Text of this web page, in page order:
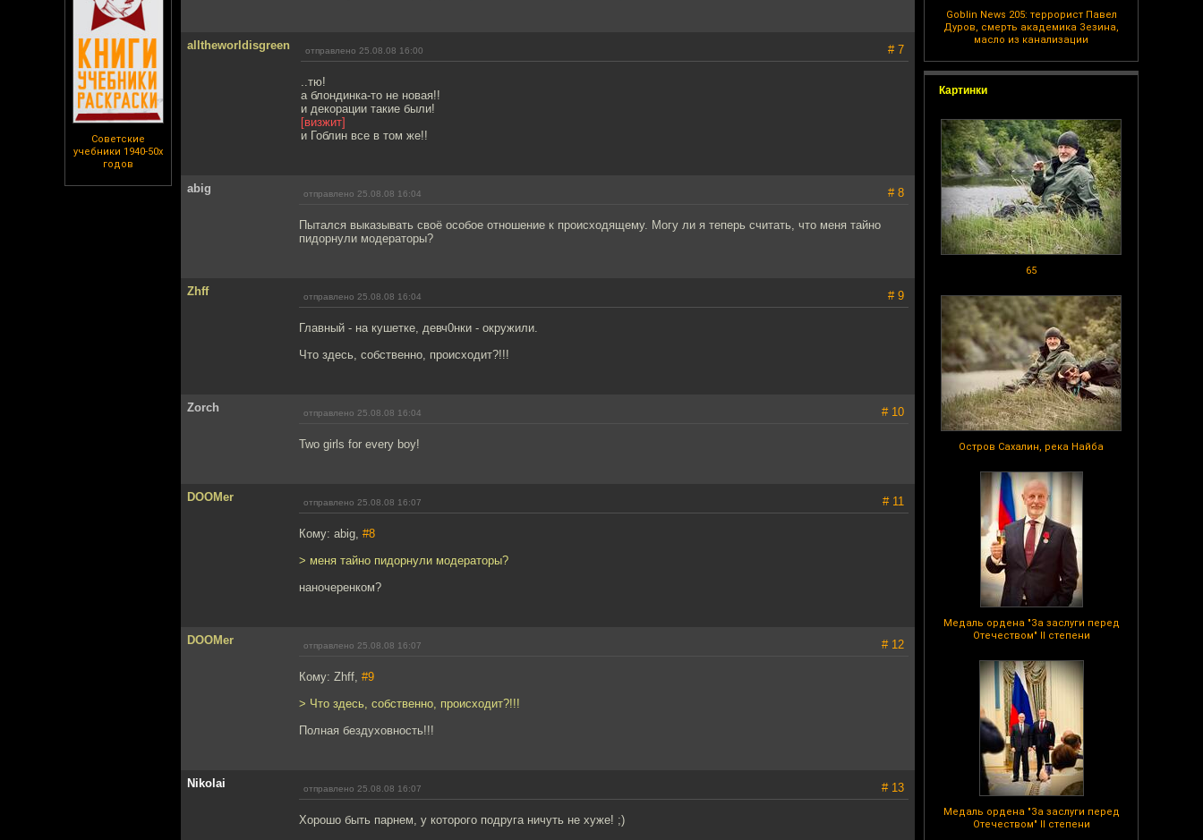
Советские
учебники 1940-50х
годов
Goblin News 205: террорист Павел
Дуров, смерть академика Зезина,
масло из канализации
Картинки
65
Остров Сахалин, река Найба
Медаль ордена "За заслуги перед
Отечеством" II степени
Медаль ордена "За заслуги перед
Отечеством" II степени
alltheworldisgreen отправлено 25.08.08 16:00 # 7
..тю!
а блондинка-то не новая!!
и декорации такие были!
[визжит]
и Гоблин все в том же!!
abig отправлено 25.08.08 16:04 # 8
Пытался выказывать своё особое отношение к происходящему. Могу ли я теперь считать, что меня тайно
пидорнули модераторы?
Zhff отправлено 25.08.08 16:04 # 9
Главный - на кушетке, девч0нки - окружили.
Что здесь, собственно, происходит?!!!
Zorch отправлено 25.08.08 16:04 # 10
Two girls for every boy!
DOOMer отправлено 25.08.08 16:07 # 11
Кому: abig, #8
> меня тайно пидорнули модераторы?
наночеренком?
DOOMer отправлено 25.08.08 16:07 # 12
Кому: Zhff, #9
> Что здесь, собственно, происходит?!!!
Полная бездуховность!!!
Nikolai отправлено 25.08.08 16:07 # 13
Хорошо быть парнем, у которого подруга ничуть не хуже! ;)